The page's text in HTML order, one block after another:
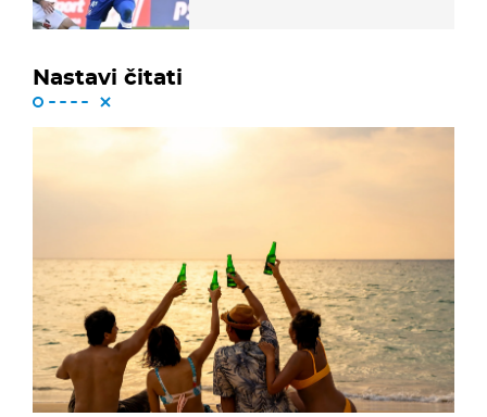
Nastavi čitati